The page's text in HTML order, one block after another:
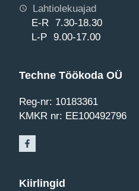
Lahtiolekuajad
E-R 7.30-18.30
L-P 9.00-17.00
Techne Töökoda OÜ
Reg-nr: 10183361
KMKR nr: EE100492796
Kiirlingid